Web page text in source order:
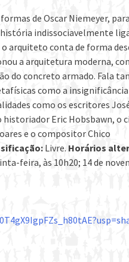
de Oscar Niemeyer,
indissociavelmente
arquiteto conta de forma
a arquitetura moderna,
do concreto armado. Fala
como a
como os escritores
historiador Eric Hobsbawn, o
e o compositor Chico
Livre. Horários
feira, às 10h20; 14 de